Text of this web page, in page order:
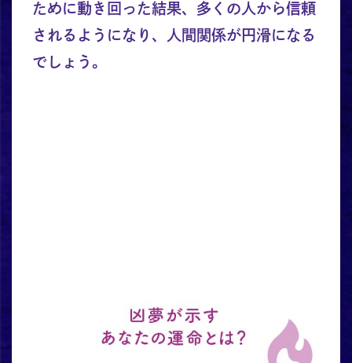
ために動き回った結果、多くの人から信頼
されるようになり、人間関係が円滑になる
でしょう。